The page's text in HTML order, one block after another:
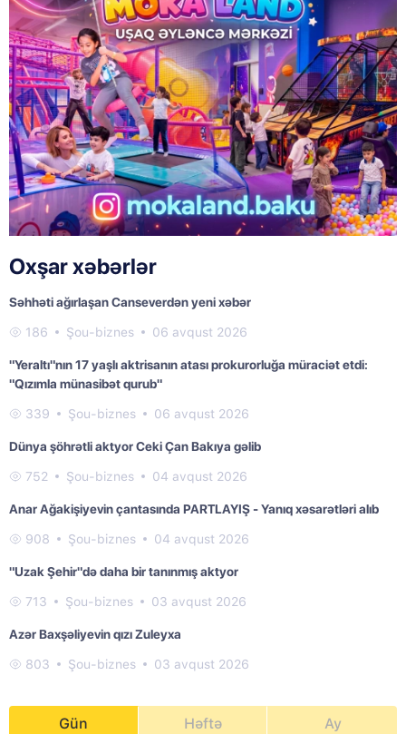
Oxşar xəbərlər
Səhhəti ağırlaşan Canseverdən yeni xəbər
186 Şou-biznes 06 avqust 2026
"Yeraltı"nın 17 yaşlı aktrisanın atası prokurorluğa müraciət etdi:
"Qızımla münasibət qurub"
339 Şou-biznes 06 avqust 2026
Dünya şöhrətli aktyor Ceki Çan Bakıya gəlib
752 Şou-biznes 04 avqust 2026
Anar Ağakişiyevin çantasında PARTLAYIŞ - Yanıq xəsarətləri alıb
908 Şou-biznes 04 avqust 2026
"Uzak Şehir"də daha bir tanınmış aktyor
713 Şou-biznes 03 avqust 2026
Azər Baxşəliyevin qızı Zuleyxa
803 Şou-biznes 03 avqust 2026
Gün Həftə Ay